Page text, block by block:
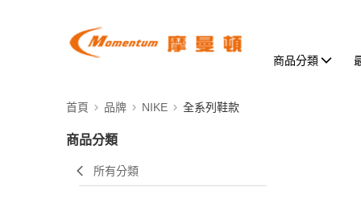
商品分類
首頁 品牌 NIKE 全系列鞋款
商品分類
所有分類